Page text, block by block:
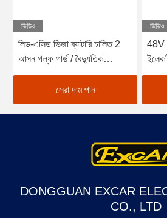
ভিডিও
লিড-এসিড ভিজা ব্যাটারি চালিত 2
আসন গল্ফ গার্ড / বৈদ্যুতিক
Buggy গাড়ী গল্ফ
সেরা দাম পান
ভিডিও
48V
DONGGUAN EXCAR
CO., LTD